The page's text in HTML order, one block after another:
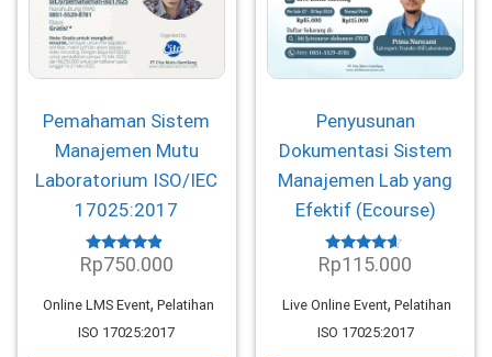
Pemahaman Sistem
Manajemen Mutu
Laboratorium ISO/IEC
17025:2017
Dinilai
Rp750.000
Online LMS Event, Pelatihan
ISO 17025:2017
Penyusunan
Dokumentasi Sistem
Manajemen Lab yang
Efektif (Ecourse)
Dinilai
Rp115.000
Live Online Event, Pelatihan
ISO 17025:2017